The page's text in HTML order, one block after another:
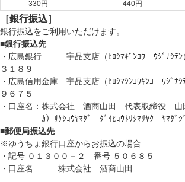
330円
440円
［銀行振込］
銀行振込をご利用いただけます。
■銀行振込先
・広島銀行 宇品支店（ﾋﾛｼﾏｷﾞﾝｺｳ ｳｼﾞﾅｼﾃ
３１８９
・広島信用金庫 宇品支店（ﾋﾛｼﾏｼﾝﾖｳｷﾝｺ ｳｼﾞﾅ
９６７５
・口座名：株式会社 酒商山田 代表取締役
ｶ）ｻｹｼｮｳﾔﾏﾀﾞ ﾀﾞｲﾋｮｳﾄﾘｼﾏﾘﾔｸ ﾔﾏﾀﾞｼﾞ
■郵便局振込先
※ゆうちょ銀行口座からお振込の場合
・記号 ０１３００－２ 番号 ５０６８５
・口座名 株式会社 酒商山田